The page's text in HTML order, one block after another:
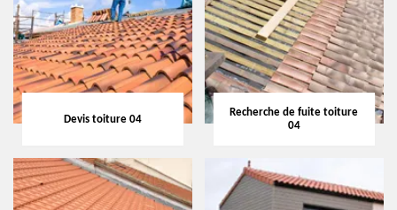
Devis toiture 04
Recherche de fuite toiture
04